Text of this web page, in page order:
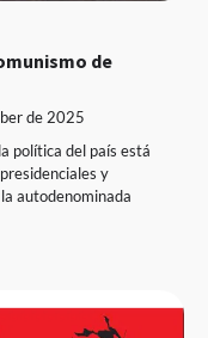
de
de 2025
política del país está
y
autodenominada